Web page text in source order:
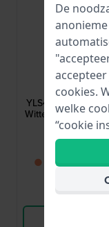
Swatch
AYLS451
YLS451 Mezzanotte
Witte
30,-
● Binnenkort
Vergelijk
De
cookies.
welke
“cookie